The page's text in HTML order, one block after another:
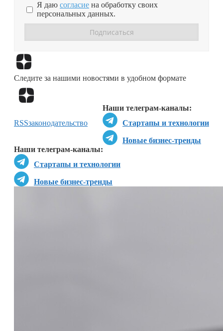
Я даю согласие на обработку своих
персональных данных.
Следите за нашими новостями в удобном формате
Наши телеграм-каналы:
Стартапы и технологии
Новые бизнес-тренды
Наши телеграм-каналы:
Стартапы и технологии
Новые бизнес-тренды
RSSзаконодательство